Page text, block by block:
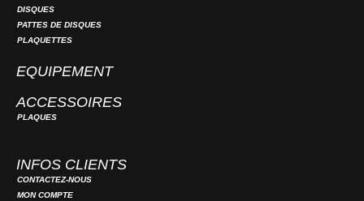
DISQUES
PATTES DE DISQUES
PLAQUETTES
EQUIPEMENT
ACCESSOIRES
PLAQUES
INFOS CLIENTS
CONTACTEZ-NOUS
MON COMPTE